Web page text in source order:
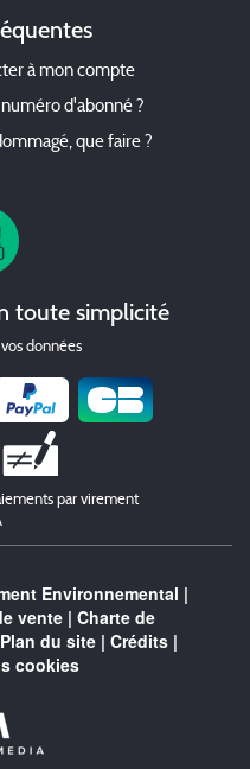
à mon compte
d'abonné ?
que faire ?
toute simplicité
données
Chèque
par virement
Environnemental |
vente | Charte de
Plan du site | Crédits |
cookies